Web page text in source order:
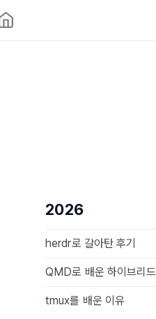
2026
herdr로 갈아탄 후기
QMD로 배운 하이브리
tmux를 배운 이유